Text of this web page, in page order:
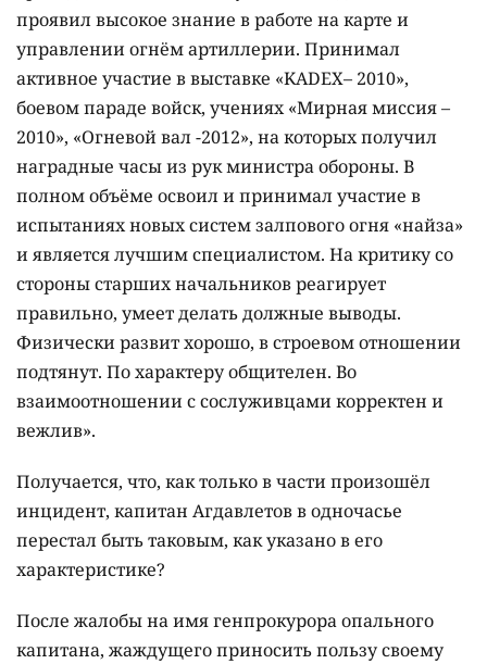
проявил высокое знание в работе на карте и
управлении огнём артиллерии. Принимал
активное участие в выставке «KADEX– 2010»,
боевом параде войск, учениях «Мирная миссия –
2010», «Огневой вал -2012», на которых получил
наградные часы из рук министра обороны. В
полном объёме освоил и принимал участие в
испытаниях новых систем залпового огня «найза»
и является лучшим специалистом. На критику со
стороны старших начальников реагирует
правильно, умеет делать должные выводы.
Физически развит хорошо, в строевом отношении
подтянут. По характеру общителен. Во
взаимоотношении с сослуживцами корректен и
вежлив».
Получается, что, как только в части произошёл
инцидент, капитан Агдавлетов в одночасье
перестал быть таковым, как указано в его
характеристике?
После жалобы на имя генпрокурора опального
капитана, жаждущего приносить пользу своему